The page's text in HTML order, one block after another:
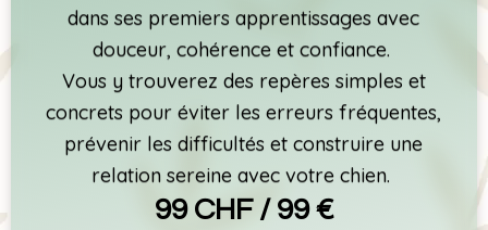
dans ses premiers apprentissages avec
douceur, cohérence et confiance.
Vous y trouverez des repères simples et
concrets pour éviter les erreurs fréquentes,
prévenir les difficultés et construire une
relation sereine avec votre chien.
99 CHF / 99 €